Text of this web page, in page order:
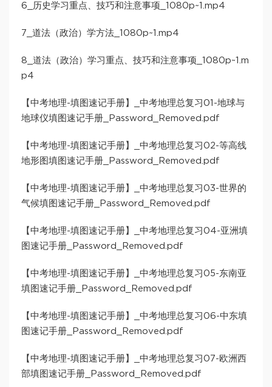
6_历史学习重点、技巧和注意事项_1080p~1.mp4
7_道法（政治）学方法_1080p~1.mp4
8_道法（政治）学习重点、技巧和注意事项_1080p~1.m
p4
【中考地理-填图速记手册】_中考地理总复习01-地球与
地球仪填图速记手册_Password_Removed.pdf
【中考地理-填图速记手册】_中考地理总复习02-等高线
地形图填图速记手册_Password_Removed.pdf
【中考地理-填图速记手册】_中考地理总复习03-世界的
气候填图速记手册_Password_Removed.pdf
【中考地理-填图速记手册】_中考地理总复习04-亚洲填
图速记手册_Password_Removed.pdf
【中考地理-填图速记手册】_中考地理总复习05-东南亚
填图速记手册_Password_Removed.pdf
【中考地理-填图速记手册】_中考地理总复习06-中东填
图速记手册_Password_Removed.pdf
【中考地理-填图速记手册】_中考地理总复习07-欧洲西
部填图速记手册_Password_Removed.pdf